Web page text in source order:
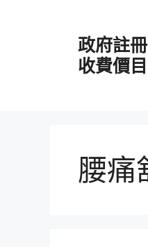
政府註
收費價
腰痛